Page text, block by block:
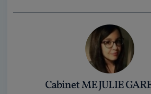
Cabinet ME JULIE